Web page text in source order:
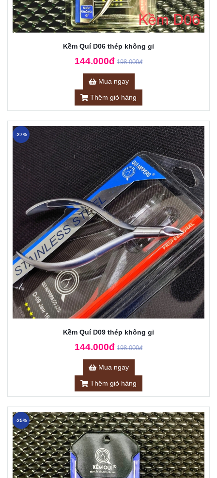
Kềm Quí D06 thép không gỉ
144.000đ 198.000đ
Mua ngay
Thêm giỏ hàng
Kềm Quí D09 thép không gỉ
144.000đ 198.000đ
-27%
Mua ngay
Thêm giỏ hàng
-25%